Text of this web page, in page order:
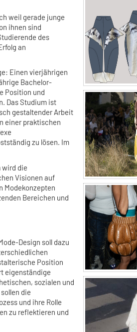
weil gerade junge
ihnen sind
des
an
Einen vierjährigen
Bachelor-
Position und
Das Studium ist
gestaltender Arbeit
einer praktischen
zu lösen. Im
wird die
Visionen auf
Modekonzepten
Bereichen und
Design soll dazu
Position
eigenständige
sozialen und
die
und ihre Rolle
zu reflektieren und